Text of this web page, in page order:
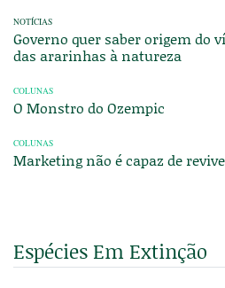
NOTÍCIAS
Governo quer saber origem do
das ararinhas à natureza
COLUNAS
O Monstro do Ozempic
COLUNAS
Marketing não é capaz de
Espécies Em Extinção